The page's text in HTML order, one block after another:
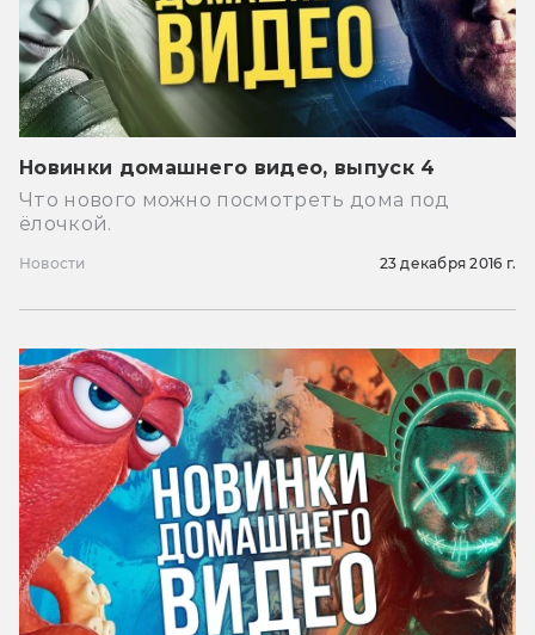
Новинки домашнего видео, выпуск 4
Что нового можно посмотреть дома под
ёлочкой.
Новости 23 декабря 2016 г.